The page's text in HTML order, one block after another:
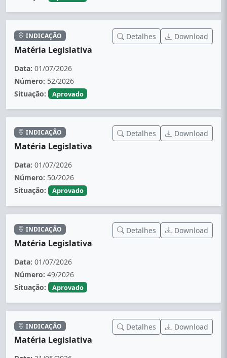
INDICAÇÃO
Matéria Legislativa
Detalhes Download
Data: 01/07/2026
Número: 52/2026
Situação:
Aprovado
INDICAÇÃO
Matéria Legislativa
Detalhes Download
Data: 01/07/2026
Número: 50/2026
Situação:
Aprovado
INDICAÇÃO
Matéria Legislativa
Detalhes Download
Data: 01/07/2026
Número: 49/2026
Situação:
Aprovado
INDICAÇÃO
Matéria Legislativa
Detalhes Download